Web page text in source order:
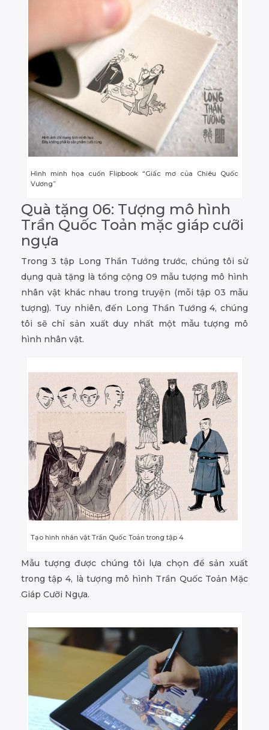
Hình minh họa cuốn Flipbook “Giấc mơ của Chiêu Quốc
Vương”
Quà tặng 06: Tượng mô hình
Trần Quốc Toản mặc giáp cưỡi
ngựa
Trong 3 tập Long Thần Tướng trước, chúng tôi sử
dụng quà tặng là tổng cộng 09 mẫu tượng mô hình
nhân vật khác nhau trong truyện (mỗi tập 03 mẫu
tượng). Tuy nhiên, đến Long Thần Tướng 4, chúng
tôi sẽ chỉ sản xuất duy nhất một mẫu tượng mô
hình nhân vật.
Tạo hình nhân vật Trần Quốc Toản trong tập 4
Mẫu tượng được chúng tôi lựa chọn để sản xuất
trong tập 4, là tượng mô hình Trần Quốc Toản Mặc
Giáp Cưỡi Ngựa.